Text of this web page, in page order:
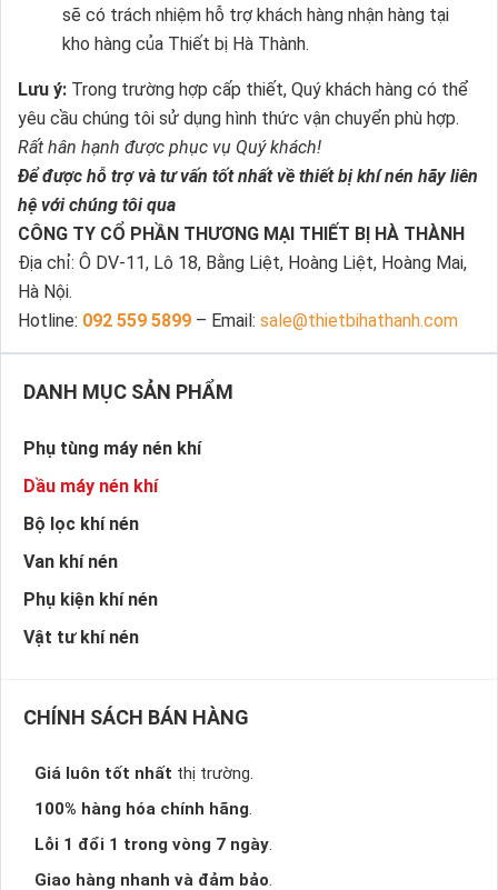
DANH MỤC SẢN PHẨM
Phụ tùng máy nén khí
Dầu máy nén khí
Bộ lọc khí nén
Van khí nén
Phụ kiện khí nén
Vật tư khí nén
CHÍNH SÁCH BÁN HÀNG
Giá luôn tốt nhất thị trường.
100% hàng hóa chính hãng.
Lỗi 1 đổi 1 trong vòng 7 ngày.
Giao hàng nhanh và đảm bảo.
sẽ có trách nhiệm hỗ trợ khách hàng nhận hàng tại
kho hàng của Thiết bị Hà Thành.
Lưu ý: Trong trường hợp cấp thiết, Quý khách hàng có thể
yêu cầu chúng tôi sử dụng hình thức vận chuyển phù hợp.
Rất hân hạnh được phục vụ Quý khách!
Để được hỗ trợ và tư vấn tốt nhất về thiết bị khí nén hãy liên
hệ với chúng tôi qua
CÔNG TY CỔ PHẦN THƯƠNG MẠI THIẾT BỊ HÀ THÀNH
Địa chỉ: Ô DV-11, Lô 18, Bằng Liệt, Hoàng Liệt, Hoàng Mai,
Hà Nội.
Hotline: 092 559 5899 – Email: sale@thietbihathanh.com